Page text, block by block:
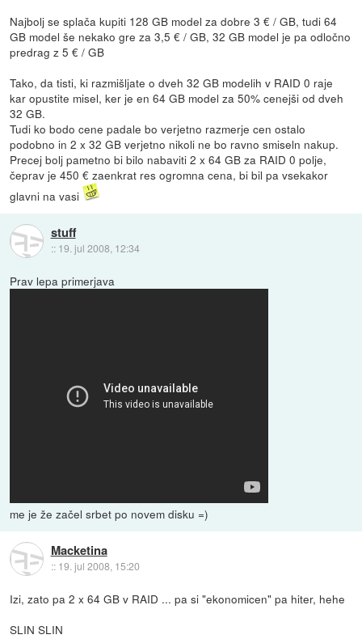
Najbolj se splača kupiti 128 GB model za dobre 3 € / GB, tudi 64
GB model še nekako gre za 3,5 € / GB, 32 GB model je pa odločno
predrag z 5 € / GB
Tako, da tisti, ki razmišljate o dveh 32 GB modelih v RAID 0 raje
kar opustite misel, ker je en 64 GB model za 50% cenejši od dveh
32 GB.
Tudi ko bodo cene padale bo verjetno razmerje cen ostalo
podobno in 2 x 32 GB verjetno nikoli ne bo ravno smiseln nakup.
Precej bolj pametno bi bilo nabaviti 2 x 64 GB za RAID 0 polje,
čeprav je 450 € zaenkrat res ogromna cena, bi bil pa vsekakor
glavni na vasi
stuff
:: 19. jul 2008, 12:34
Prav lepa primerjava
me je že začel srbet po novem disku =)
Macketina
:: 19. jul 2008, 15:20
Izi, zato pa 2 x 64 GB v RAID ... pa si "ekonomicen" pa hiter, hehe
SLIN SLIN